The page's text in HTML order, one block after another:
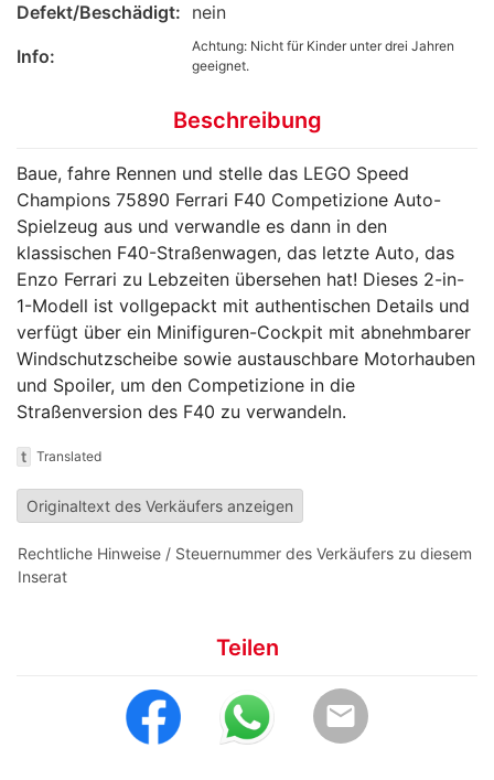
Defekt/Beschädigt: nein
Info:
Achtung: Nicht für Kinder unter drei Jahren
geeignet.
Beschreibung
Baue, fahre Rennen und stelle das LEGO Speed
Champions 75890 Ferrari F40 Competizione Auto-
Spielzeug aus und verwandle es dann in den
klassischen F40-Straßenwagen, das letzte Auto, das
Enzo Ferrari zu Lebzeiten übersehen hat! Dieses 2-in-
1-Modell ist vollgepackt mit authentischen Details und
verfügt über ein Minifiguren-Cockpit mit abnehmbarer
Windschutzscheibe sowie austauschbare Motorhauben
und Spoiler, um den Competizione in die
Straßenversion des F40 zu verwandeln.
t Translated
Originaltext des Verkäufers anzeigen
Rechtliche Hinweise / Steuernummer des Verkäufers zu diesem
Inserat
Teilen
email